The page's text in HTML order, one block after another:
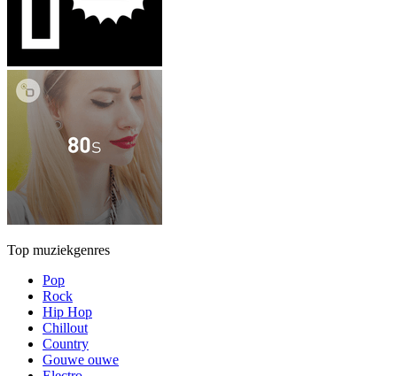
Top muziekgenres
Pop
Rock
Hip Hop
Chillout
Country
Gouwe ouwe